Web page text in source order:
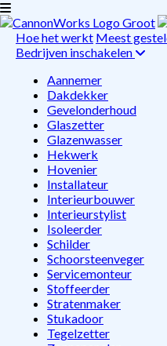
Hoe het werkt Meest
Bedrijven inschakelen
Aannemer
Dakdekker
Gevelonderhoud
Glaszetter
Glazenwasser
Hekwerk
Hovenier
Installateur
Interieurbouwer
Interieurstylist
Isoleerder
Schilder
Schoorsteenveger
Servicemonteur
Stoffeerder
Stratenmaker
Stukadoor
Tegelzetter